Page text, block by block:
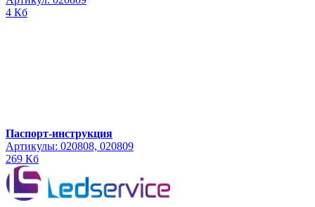
4 Кб
Паспорт-инструкция
Артикулы: 020808, 020809
269 Кб